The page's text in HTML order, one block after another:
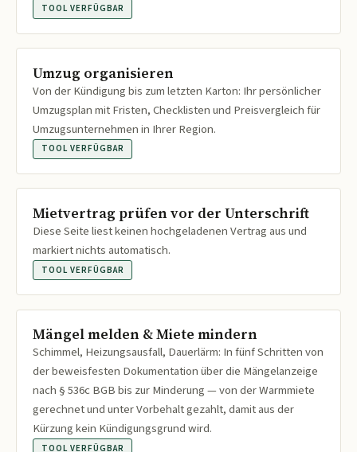
TOOL VERFÜGBAR
Umzug organisieren
Von der Kündigung bis zum letzten Karton: Ihr persönlicher
Umzugsplan mit Fristen, Checklisten und Preisvergleich für
Umzugsunternehmen in Ihrer Region.
TOOL VERFÜGBAR
Mietvertrag prüfen vor der Unterschrift
Diese Seite liest keinen hochgeladenen Vertrag aus und
markiert nichts automatisch.
TOOL VERFÜGBAR
Mängel melden & Miete mindern
Schimmel, Heizungsausfall, Dauerlärm: In fünf Schritten von
der beweisfesten Dokumentation über die Mängelanzeige
nach § 536c BGB bis zur Minderung — von der Warmmiete
gerechnet und unter Vorbehalt gezahlt, damit aus der
Kürzung kein Kündigungsgrund wird.
TOOL VERFÜGBAR